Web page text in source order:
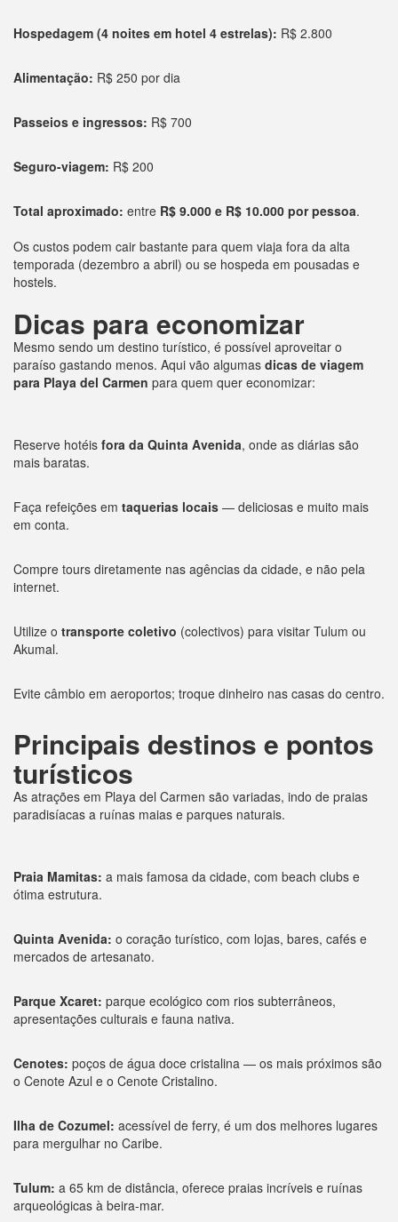
Hospedagem (4 noites em hotel 4 estrelas): R$ 2.800
Alimentação: R$ 250 por dia
Passeios e ingressos: R$ 700
Seguro-viagem: R$ 200
Total aproximado: entre R$ 9.000 e R$ 10.000 por pessoa.
Os custos podem cair bastante para quem viaja fora da alta
temporada (dezembro a abril) ou se hospeda em pousadas e
hostels.
Dicas para economizar
Mesmo sendo um destino turístico, é possível aproveitar o
paraíso gastando menos. Aqui vão algumas dicas de viagem
para Playa del Carmen para quem quer economizar:
Reserve hotéis fora da Quinta Avenida, onde as diárias são
mais baratas.
Faça refeições em taquerias locais — deliciosas e muito mais
em conta.
Compre tours diretamente nas agências da cidade, e não pela
internet.
Utilize o transporte coletivo (colectivos) para visitar Tulum ou
Akumal.
Evite câmbio em aeroportos; troque dinheiro nas casas do centro.
Principais destinos e pontos
turísticos
As atrações em Playa del Carmen são variadas, indo de praias
paradisíacas a ruínas maias e parques naturais.
Praia Mamitas: a mais famosa da cidade, com beach clubs e
ótima estrutura.
Quinta Avenida: o coração turístico, com lojas, bares, cafés e
mercados de artesanato.
Parque Xcaret: parque ecológico com rios subterrâneos,
apresentações culturais e fauna nativa.
Cenotes: poços de água doce cristalina — os mais próximos são
o Cenote Azul e o Cenote Cristalino.
Ilha de Cozumel: acessível de ferry, é um dos melhores lugares
para mergulhar no Caribe.
Tulum: a 65 km de distância, oferece praias incríveis e ruínas
arqueológicas à beira-mar.